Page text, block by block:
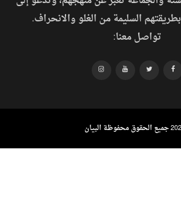
السليمة من الغلو والانحراف.
تواصل معنا: